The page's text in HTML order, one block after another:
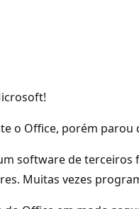
o Office, porém
software de
Muitas vezes